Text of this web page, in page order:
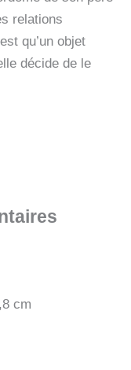
relations
qu’un objet
décide de le
cm